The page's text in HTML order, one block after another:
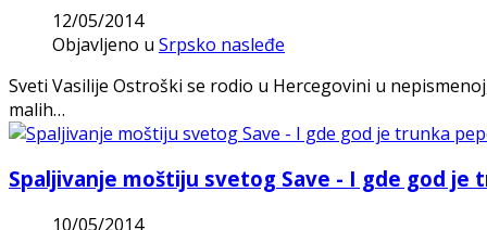
12/05/2014
Objavljeno u Srpsko nasleđe
Sveti Vasilije Ostroški se rodio u Hercegovini u
malih…
Spaljivanje moštiju svetog Save - I gde god
10/05/2014